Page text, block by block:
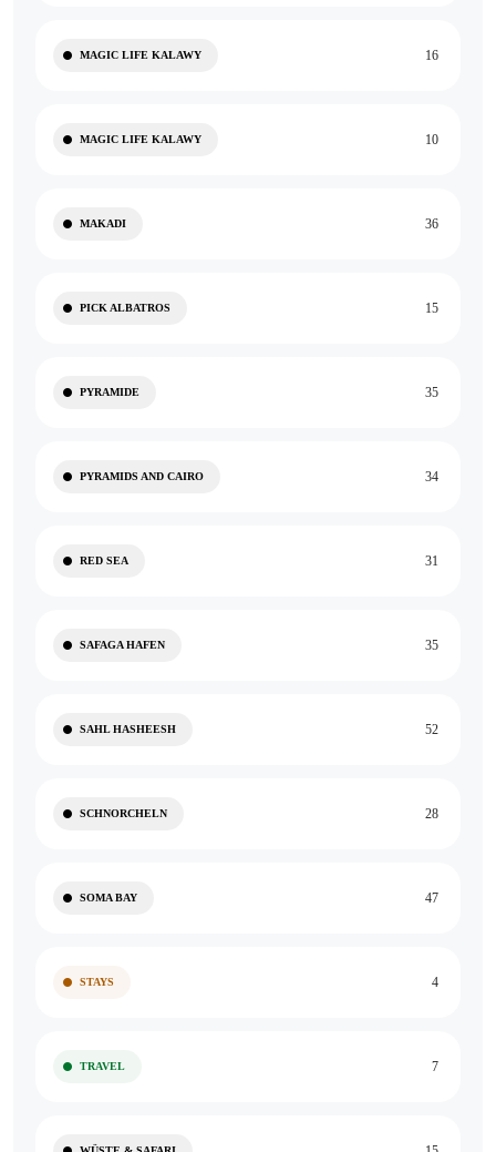
MAGIC LIFE KALAWY 16
MAGIC LIFE KALAWY 10
MAKADI 36
PICK ALBATROS 15
PYRAMIDE 35
PYRAMIDS AND CAIRO 34
RED SEA 31
SAFAGA HAFEN 35
SAHL HASHEESH 52
SCHNORCHELN 28
SOMA BAY 47
STAYS 4
TRAVEL 7